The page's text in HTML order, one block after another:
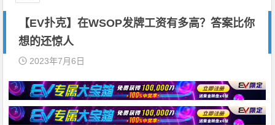
【EV扑克】在WSOP发牌工资有多高？答案比你
想的还惊人
2023年7月6日